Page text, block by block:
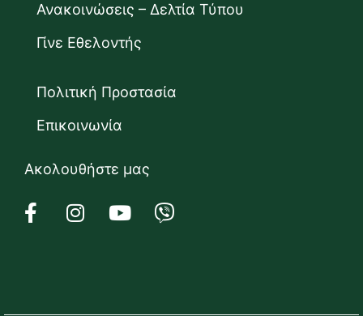
Ανακοινώσεις – Δελτία Τύπου
Γίνε Εθελοντής
Πολιτική Προστασία
Επικοινωνία
Ακολουθήστε μας